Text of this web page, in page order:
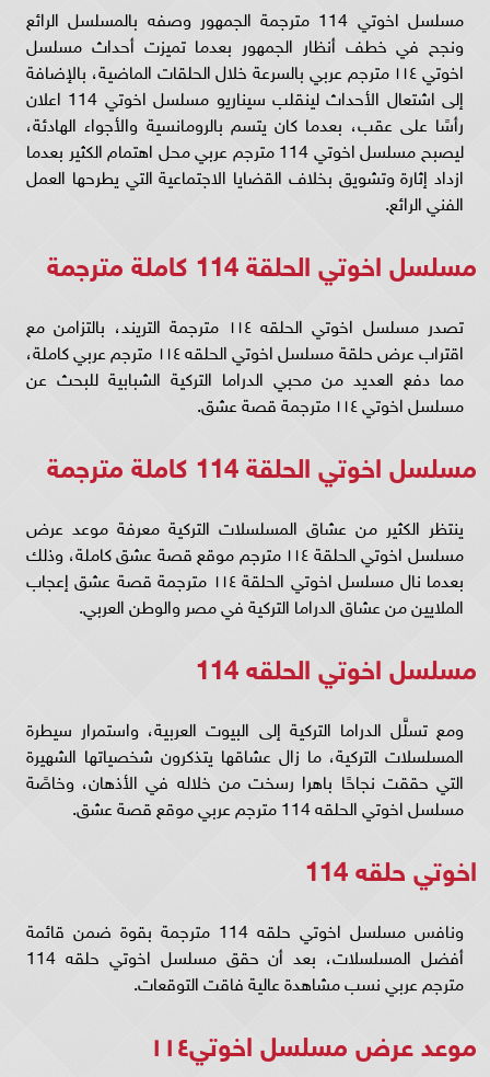
مسلسل اخوتي 114 مترجمة الجمهور وصفه بالمسلسل الرائع
ونجح في خطف أنظار الجمهور بعدما تميزت أحداث مسلسل
اخوتي ١١٤ مترجم عربي بالسرعة خلال الحلقات الماضية، بالإضافة
إلى اشتعال الأحداث لينقلب سيناريو مسلسل اخوتي 114 اعلان
رأسًا على عقب، بعدما كان يتسم بالرومانسية والأجواء الهادئة،
ليصبح مسلسل اخوتي 114 مترجم عربي محل اهتمام الكثير بعدما
ازداد إثارة وتشويق بخلاف القضايا الاجتماعية التي يطرحها العمل
الفني الرائع.
مسلسل اخوتي الحلقة 114 كاملة مترجمة
تصدر مسلسل اخوتي الحلقه ١١٤ مترجمة التريند، بالتزامن مع
اقتراب عرض حلقة مسلسل اخوتي الحلقه ١١٤ مترجم عربي كاملة،
مما دفع العديد من محبي الدراما التركية الشبابية للبحث عن
مسلسل اخوتي ١١٤ مترجمة قصة عشق.
مسلسل اخوتي الحلقة 114 كاملة مترجمة
ينتظر الكثير من عشاق المسلسلات التركية معرفة موعد عرض
مسلسل اخوتي الحلقة ١١٤ مترجم موقع قصة عشق كاملة، وذلك
بعدما نال مسلسل اخوتي الحلقة ١١٤ مترجمة قصة عشق إعجاب
الملايين من عشاق الدراما التركية في مصر والوطن العربي.
مسلسل اخوتي الحلقه 114
ومع تسلَّل الدراما التركية إلى البيوت العربية، واستمرار سيطرة
المسلسلات التركية، ما زال عشاقها يتذكرون شخصياتها الشهيرة
التي حققت نجاحًا باهرا رسخت من خلاله في الأذهان، وخاصًة
مسلسل اخوتي الحلقه 114 مترجم عربي موقع قصة عشق.
اخوتي حلقه 114
ونافس مسلسل اخوتي حلقه 114 مترجمة بقوة ضمن قائمة
أفضل المسلسلات، بعد أن حقق مسلسل اخوتي حلقه 114
مترجم عربي نسب مشاهدة عالية فاقت التوقعات.
موعد عرض مسلسل اخوتي١١٤